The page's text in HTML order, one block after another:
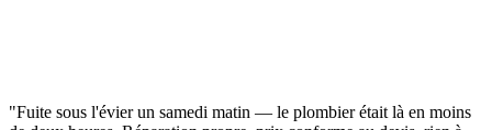
"Fuite sous l'évier un samedi matin — le plombier était là en moins